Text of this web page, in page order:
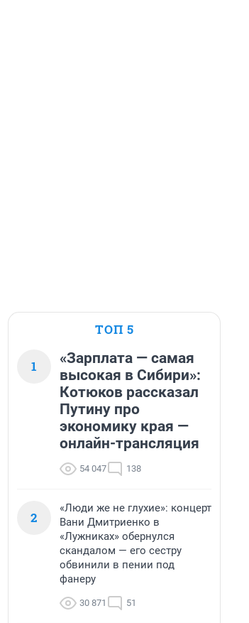
ТОП 5
1
«Зарплата — самая
высокая в Сибири»:
Котюков рассказал
Путину про
экономику края —
онлайн-трансляция
54 047 138
2
«Люди же не глухие»: концерт
Вани Дмитриенко в
«Лужниках» обернулся
скандалом — его сестру
обвинили в пении под
фанеру
30 871 51